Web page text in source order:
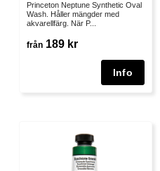
Princeton Neptune Synthetic Oval
Wash. Håller mängder med
akvarellfärg. När P...
från 189 kr